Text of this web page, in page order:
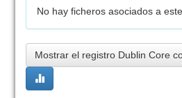
No hay ficheros asociados a
Mostrar el registro Dublin Core